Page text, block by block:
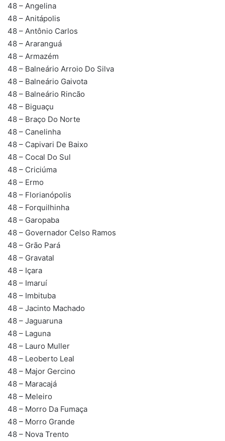
48 – Angelina
48 – Anitápolis
48 – Antônio Carlos
48 – Araranguá
48 – Armazém
48 – Balneário Arroio Do Silva
48 – Balneário Gaivota
48 – Balneário Rincão
48 – Biguaçu
48 – Braço Do Norte
48 – Canelinha
48 – Capivari De Baixo
48 – Cocal Do Sul
48 – Criciúma
48 – Ermo
48 – Florianópolis
48 – Forquilhinha
48 – Garopaba
48 – Governador Celso Ramos
48 – Grão Pará
48 – Gravatal
48 – Içara
48 – Imaruí
48 – Imbituba
48 – Jacinto Machado
48 – Jaguaruna
48 – Laguna
48 – Lauro Muller
48 – Leoberto Leal
48 – Major Gercino
48 – Maracajá
48 – Meleiro
48 – Morro Da Fumaça
48 – Morro Grande
48 – Nova Trento